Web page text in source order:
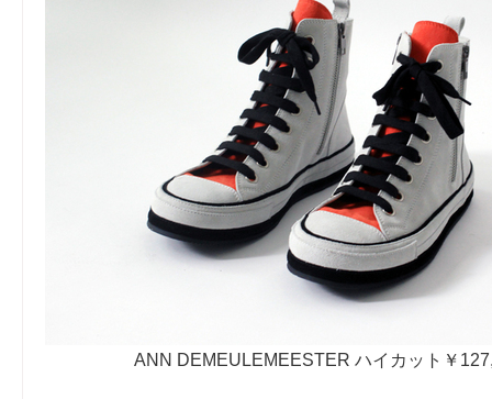
ANN DEMEULEMEESTER ハイカット￥